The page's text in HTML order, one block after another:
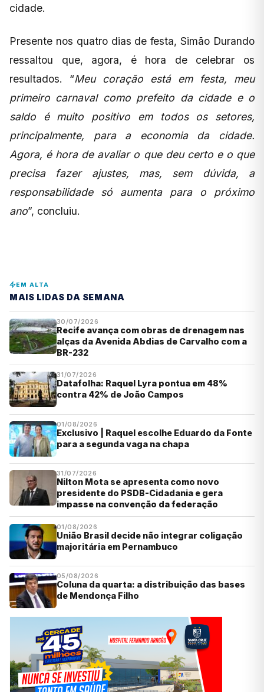
cidade.
Presente nos quatro dias de festa, Simão Durando
ressaltou que, agora, é hora de celebrar os
resultados. “Meu coração está em festa, meu
primeiro carnaval como prefeito da cidade e o
saldo é muito positivo em todos os setores,
principalmente, para a economia da cidade.
Agora, é hora de avaliar o que deu certo e o que
precisa fazer ajustes, mas, sem dúvida, a
responsabilidade só aumenta para o próximo
ano”, concluiu.
EM ALTA
MAIS LIDAS DA SEMANA
30/07/2026
Recife avança com obras de drenagem nas
alças da Avenida Abdias de Carvalho com a
BR-232
31/07/2026
Datafolha: Raquel Lyra pontua em 48%
contra 42% de João Campos
01/08/2026
Exclusivo | Raquel escolhe Eduardo da Fonte
para a segunda vaga na chapa
31/07/2026
Nilton Mota se apresenta como novo
presidente do PSDB-Cidadania e gera
impasse na convenção da federação
01/08/2026
União Brasil decide não integrar coligação
majoritária em Pernambuco
05/08/2026
Coluna da quarta: a distribuição das bases
de Mendonça Filho